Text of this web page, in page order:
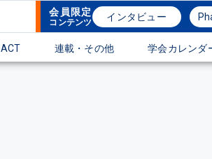
会員限定
コンテンツ インタビュー
連載・その他 学会カレンダ